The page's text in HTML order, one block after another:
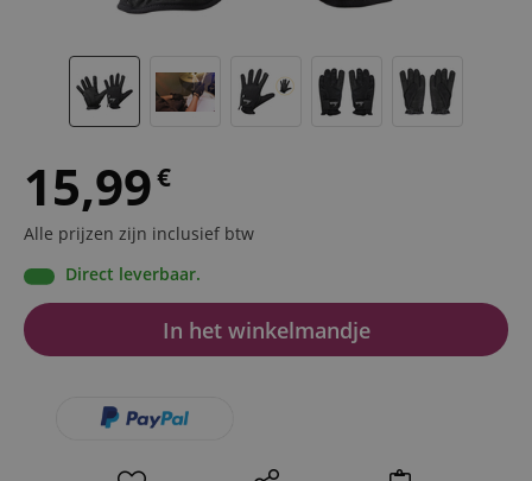
15,99€
Alle prijzen zijn inclusief btw
Direct leverbaar.
In het winkelmandje